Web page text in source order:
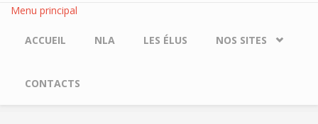
Menu principal
ACCUEIL NLA LES ÉLUS NOS SITES
CONTACTS